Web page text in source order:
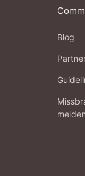
Blog
melden